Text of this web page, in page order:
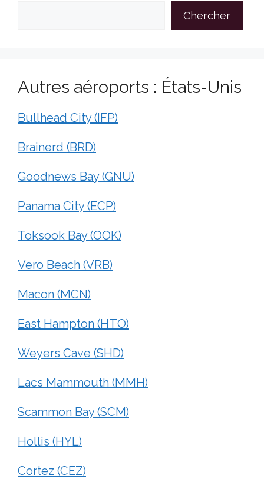
Chercher
Autres aéroports : États-Unis
Bullhead City (IFP)
Brainerd (BRD)
Goodnews Bay (GNU)
Panama City (ECP)
Toksook Bay (OOK)
Vero Beach (VRB)
Macon (MCN)
East Hampton (HTO)
Weyers Cave (SHD)
Lacs Mammouth (MMH)
Scammon Bay (SCM)
Hollis (HYL)
Cortez (CEZ)